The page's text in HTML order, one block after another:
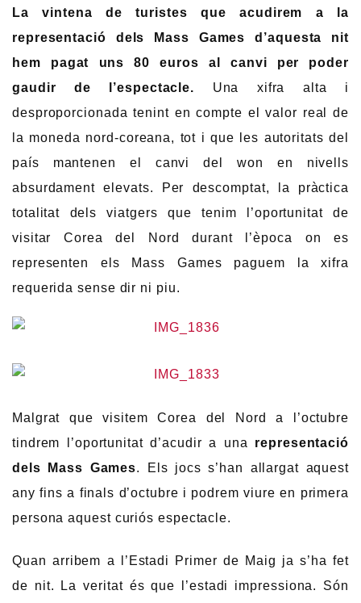
La vintena de turistes que acudirem a la
representació dels Mass Games d’aquesta nit
hem pagat uns 80 euros al canvi per poder
gaudir de l’espectacle. Una xifra alta i
desproporcionada tenint en compte el valor real de
la moneda nord-coreana, tot i que les autoritats del
país mantenen el canvi del won en nivells
absurdament elevats. Per descomptat, la pràctica
totalitat dels viatgers que tenim l’oportunitat de
visitar Corea del Nord durant l’època on es
representen els Mass Games paguem la xifra
requerida sense dir ni piu.
Malgrat que visitem Corea del Nord a l’octubre
tindrem l’oportunitat d’acudir a una representació
dels Mass Games. Els jocs s’han allargat aquest
any fins a finals d’octubre i podrem viure en primera
persona aquest curiós espectacle.
Quan arribem a l’Estadi Primer de Maig ja s’ha fet
de nit. La veritat és que l’estadi impressiona. Són